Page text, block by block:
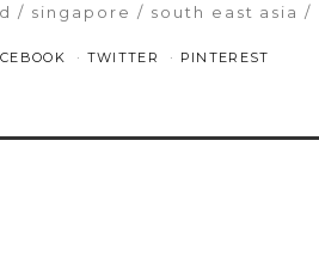
singapore south east asia
TWITTER PINTEREST